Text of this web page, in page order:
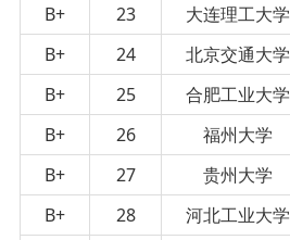
B+
23 大连理工大学
B+
24 北京交通大学
B+
25 合肥工业大学
B+
26 福州大学
B+
27 贵州大学
B+
28 河北工业大学